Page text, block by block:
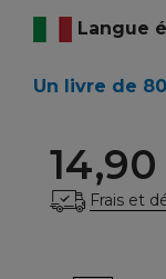
Langue
Un livre de
Frais et